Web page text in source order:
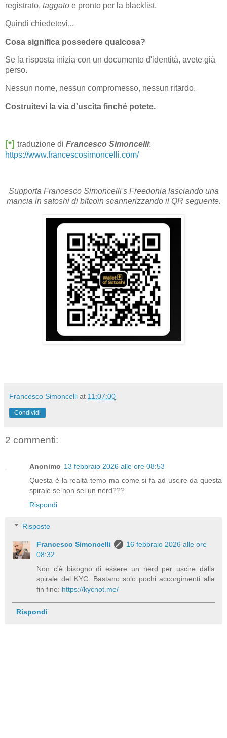
registrato, taggato e pronto per la blacklist.
Quindi chiedetevi...
Cosa significa possedere qualcosa?
Se la risposta inizia con un documento d'identità, avete già
perso.
Nessun nome, nessun compromesso, nessun ritardo.
Costruitevi la via d'uscita finché potete.
[*] traduzione di Francesco Simoncelli:
https://www.francescosimoncelli.com/
Supporta Francesco Simoncelli's Freedonia lasciando una
mancia in satoshi di bitcoin scannerizzando il QR seguente.
Francesco Simoncelli at 11:07:00
Condividi
2 commenti:
Anonimo 13 febbraio 2026 alle ore 08:53
Questa è la realtà temo ma come si fa ad uscire da questa
spirale se non sei un nerd???
Rispondi
Risposte
Francesco Simoncelli
16 febbraio 2026 alle ore
08:32
Non c'è bisogno di essere un nerd per uscire dalla
spirale del KYC. Bastano solo pochi accorgimenti alla
fin fine: https://kycnot.me/
Rispondi